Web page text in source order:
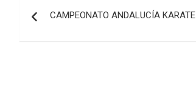
de
CAMPEONATO ANDALUCÍA KARATE